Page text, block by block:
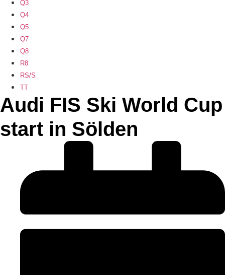
Q3
Q4
Q5
Q7
Q8
R8
RS/S
TT
Audi FIS Ski World Cup
start in Sölden